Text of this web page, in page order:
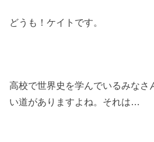
どうも！ケイトです。
高校で世界史を学んでいるみなさ
い道がありますよね。それは…